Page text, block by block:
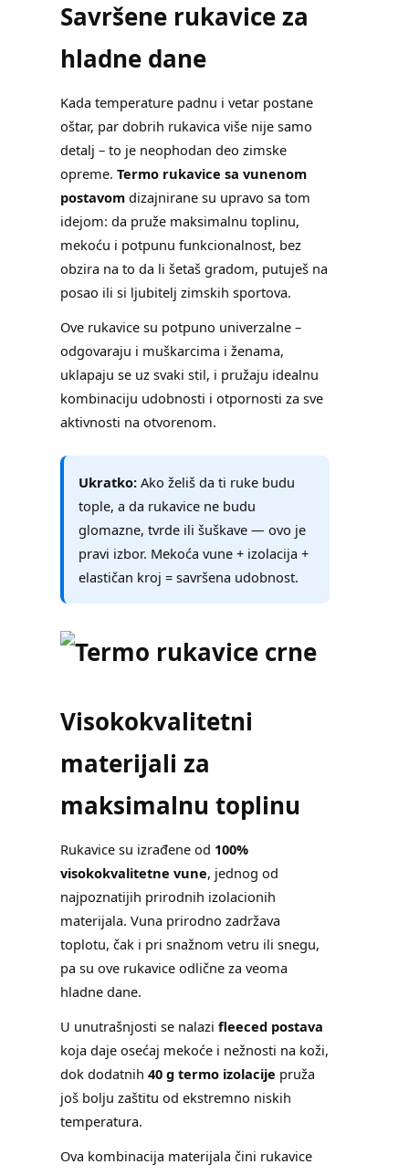
Savršene rukavice za
hladne dane
Kada temperature padnu i vetar postane
oštar, par dobrih rukavica više nije samo
detalj – to je neophodan deo zimske
opreme. Termo rukavice sa vunenom
postavom dizajnirane su upravo sa tom
idejom: da pruže maksimalnu toplinu,
mekoću i potpunu funkcionalnost, bez
obzira na to da li šetaš gradom, putuješ na
posao ili si ljubitelj zimskih sportova.
Ove rukavice su potpuno univerzalne –
odgovaraju i muškarcima i ženama,
uklapaju se uz svaki stil, i pružaju idealnu
kombinaciju udobnosti i otpornosti za sve
aktivnosti na otvorenom.
Ukratko: Ako želiš da ti ruke budu
tople, a da rukavice ne budu
glomazne, tvrde ili šuškave — ovo je
pravi izbor. Mekoća vune + izolacija +
elastičan kroj = savršena udobnost.
Visokokvalitetni
materijali za
maksimalnu toplinu
Rukavice su izrađene od 100%
visokokvalitetne vune, jednog od
najpoznatijih prirodnih izolacionih
materijala. Vuna prirodno zadržava
toplotu, čak i pri snažnom vetru ili snegu,
pa su ove rukavice odlične za veoma
hladne dane.
U unutrašnjosti se nalazi fleeced postava
koja daje osećaj mekoće i nežnosti na koži,
dok dodatnih 40 g termo izolacije pruža
još bolju zaštitu od ekstremno niskih
temperatura.
Ova kombinacija materijala čini rukavice